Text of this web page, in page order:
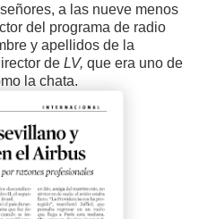
a las nueve menos
del programa de radio
y apellidos de la
de LV, que era uno de
la chata.